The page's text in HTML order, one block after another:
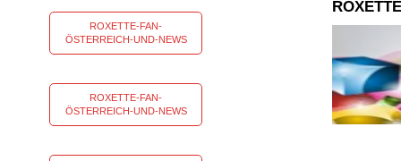
ROXETTE-FAN-
ÖSTERREICH-UND-NEWS
ROXETTE-FAN-
ÖSTERREICH-UND-NEWS